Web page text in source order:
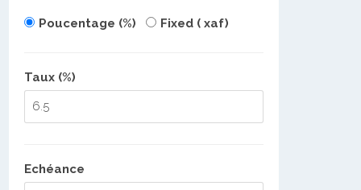
Poucentage (%) Fixed ( xaf)
Taux (%)
Echéance